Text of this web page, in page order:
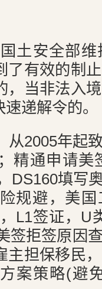
土安全部
了有效的制
，当非法入
递解令的。
从2005年起
精通申请美
DS160填写
规避，美
L1签证，U
签拒签原因
主担保移民
案策略(避